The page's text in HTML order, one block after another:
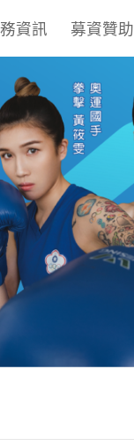
資訊 募資贊助